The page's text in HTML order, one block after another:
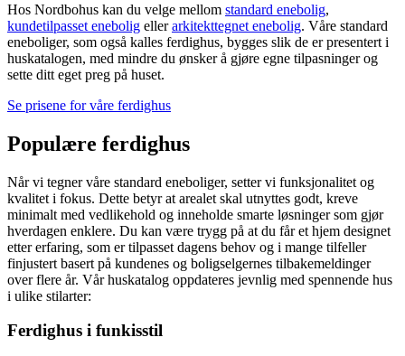
Hos Nordbohus kan du velge mellom standard enebolig,
kundetilpasset enebolig ellerarkitekttegnet enebolig. Våre standard
eneboliger, som også kalles ferdighus, bygges slik de er presentert i
huskatalogen, med mindre du ønsker å gjøre egne tilpasninger og
sette ditt eget preg på huset.
Se prisene for våre ferdighus
Populære ferdighus
Når vi tegner våre standard eneboliger, setter vi funksjonalitet og
kvalitet i fokus. Dette betyr at arealet skal utnyttes godt, kreve
minimalt med vedlikehold og inneholde smarte løsninger som gjør
hverdagen enklere. Du kan være trygg på at du får et hjem designet
etter erfaring, som er tilpasset dagens behov og i mange tilfeller
finjustert basert på kundenes og boligselgernes tilbakemeldinger
over flere år. Vår huskatalog oppdateres jevnlig med spennende hus
i ulike stilarter:
Ferdighus i funkisstil